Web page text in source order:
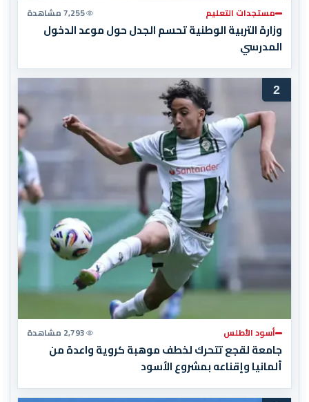
مستجدات التعليم 7,255 مشاهدة
وزارة التربية الوطنية تحسم الجدل حول موعد الدخول
المدرسي
2
أسود الأطلس 2,793 مشاهدة
جامعة لقجع تتحرك لخطف موهبة كروية واعدة من
ألمانيا وإقناعه بمشروع الأسود